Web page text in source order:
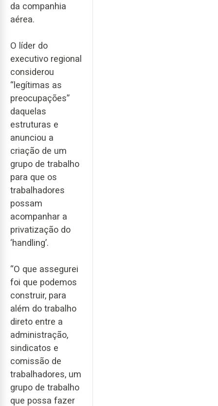
da companhia
aérea.
O líder do
executivo regional
considerou
“legítimas as
preocupações”
daquelas
estruturas e
anunciou a
criação de um
grupo de trabalho
para que os
trabalhadores
possam
acompanhar a
privatização do
‘handling’.
“O que assegurei
foi que podemos
construir, para
além do trabalho
direto entre a
administração,
sindicatos e
comissão de
trabalhadores, um
grupo de trabalho
que possa fazer